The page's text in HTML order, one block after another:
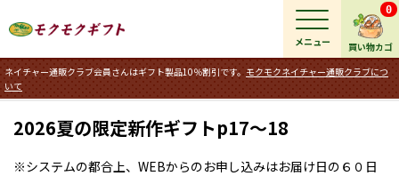
買い物カゴ
0
ネイチャー通販クラブ会員さんはギフト製品10％割引です。 モクモクネイチャー通販クラブにつ
いて
メニュー
2026夏の限定新作ギフトp17～18
※システムの都合上、WEBからのお申し込みはお届け日の６０日